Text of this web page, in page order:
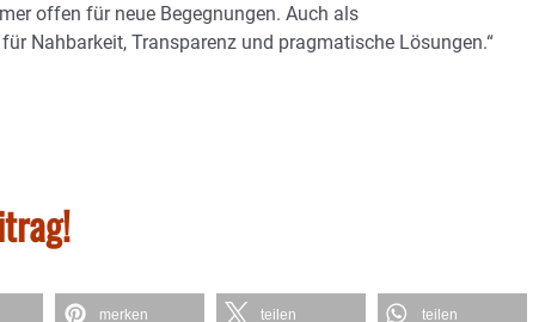
offen für neue Begegnungen. Auch als
Nahbarkeit, Transparenz und pragmatische Lösungen.“
merken teilen teilen